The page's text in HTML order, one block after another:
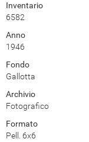
Inventario
6582
Anno
1946
Fondo
Gallotta
Archivio
Fotografico
Formato
Pell. 6x6